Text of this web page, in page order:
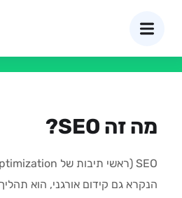
מה זה SEO?
הנקרא גם קידום אורגני, הוא